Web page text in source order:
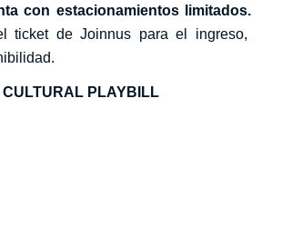
con estacionamientos limitados.
ticket de Joinnus para el ingreso,
CULTURAL PLAYBILL